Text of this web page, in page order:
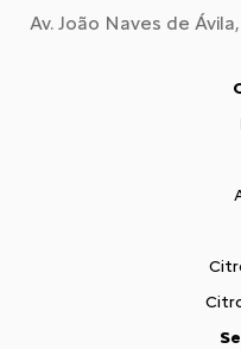
Av. João Naves de